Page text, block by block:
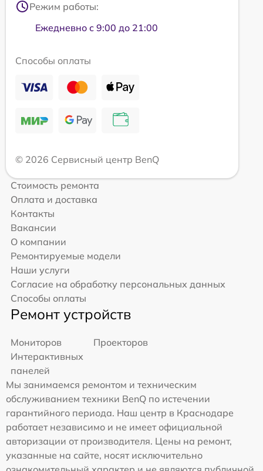
Режим работы:
Ежедневно с 9:00 до 21:00
Способы оплаты
© 2026 Сервисный центр BenQ
Стоимость ремонта
Оплата и доставка
Контакты
Вакансии
О компании
Ремонтируемые модели
Наши услуги
Согласие на обработку персональных данных
Способы оплаты
Ремонт устройств
Мониторов
Проекторов
Интерактивных
панелей
Мы занимаемся ремонтом и техническим
обслуживанием техники BenQ по истечении
гарантийного периода. Наш центр в Краснодаре
работает независимо и не имеет официальной
авторизации от производителя. Цены на ремонт,
указанные на сайте, носят исключительно